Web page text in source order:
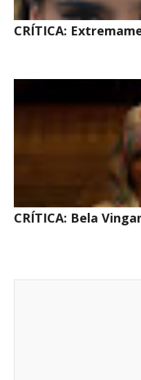
CRÍTICA:
CRÍTICA: Bela